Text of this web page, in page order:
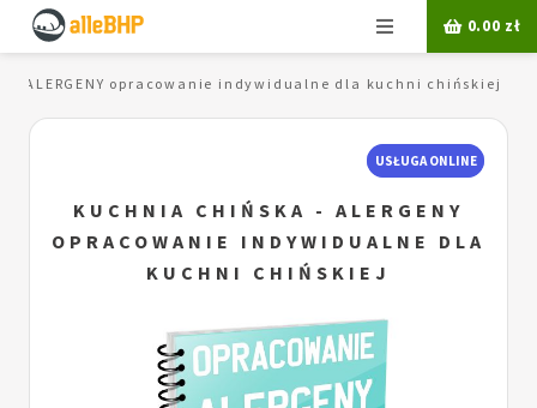
Menu 0.00 zł
- ALERGENY opracowanie indywidualne dla kuchni chińskiej
USŁUGA ONLINE
KUCHNIA CHIŃSKA - ALERGENY
OPRACOWANIE INDYWIDUALNE DLA
KUCHNI CHIŃSKIEJ